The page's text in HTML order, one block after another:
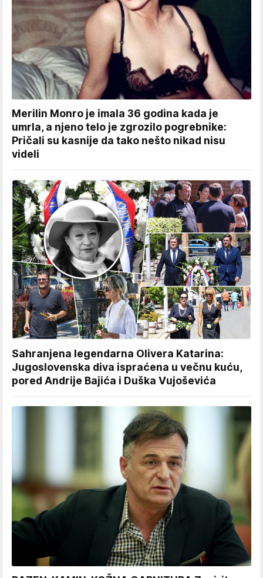
Merilin Monro je imala 36 godina kada je
umrla, a njeno telo je zgrozilo pogrebnike:
Pričali su kasnije da tako nešto nikad nisu
videli
Sahranjena legendarna Olivera Katarina:
Jugoslovenska diva ispraćena u večnu kuću,
pored Andrije Bajića i Duška Vujoševića